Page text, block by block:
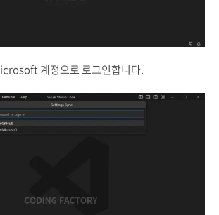
계정으로 로그인합니다.